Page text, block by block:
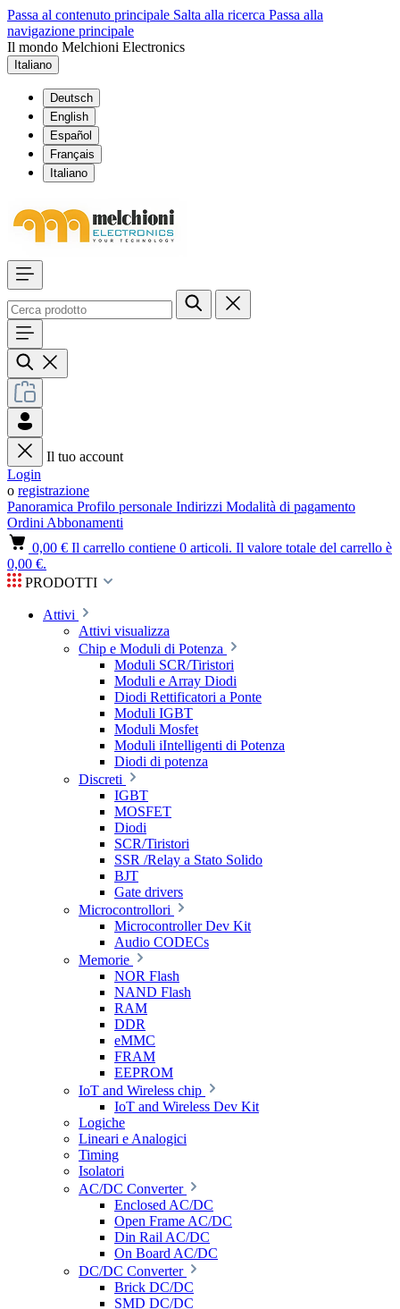
Passa al contenuto principale Salta alla ricerca Passa alla
navigazione principale
Il mondo Melchioni Electronics
Italiano
Deutsch
English
Español
Français
Italiano
Il tuo account
Login
o registrazione
Panoramica Profilo personale Indirizzi Modalità di pagamento
Ordini Abbonamenti
0,00 € Il carrello contiene 0 articoli. Il valore totale del carrello è
0,00 €.
PRODOTTI
Attivi
Attivi visualizza
Chip e Moduli di Potenza
Moduli SCR/Tiristori
Moduli e Array Diodi
Diodi Rettificatori a Ponte
Moduli IGBT
Moduli Mosfet
Moduli iIntelligenti di Potenza
Diodi di potenza
Discreti
IGBT
MOSFET
Diodi
SCR/Tiristori
SSR /Relay a Stato Solido
BJT
Gate drivers
Microcontrollori
Microcontroller Dev Kit
Audio CODECs
Memorie
NOR Flash
NAND Flash
RAM
DDR
eMMC
FRAM
EEPROM
IoT and Wireless chip
IoT and Wireless Dev Kit
Logiche
Lineari e Analogici
Timing
Isolatori
AC/DC Converter
Enclosed AC/DC
Open Frame AC/DC
Din Rail AC/DC
On Board AC/DC
DC/DC Converter
Brick DC/DC
SMD DC/DC